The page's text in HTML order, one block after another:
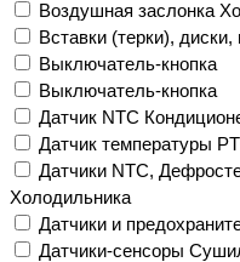
Воздушная заслонка
Вставки (терки),
Выключатель-кнопка
Выключатель-кнопка
Датчик NTC
Датчик температуры
Датчики NTC,
Холодильника
Датчики и
Датчики-сенсоры